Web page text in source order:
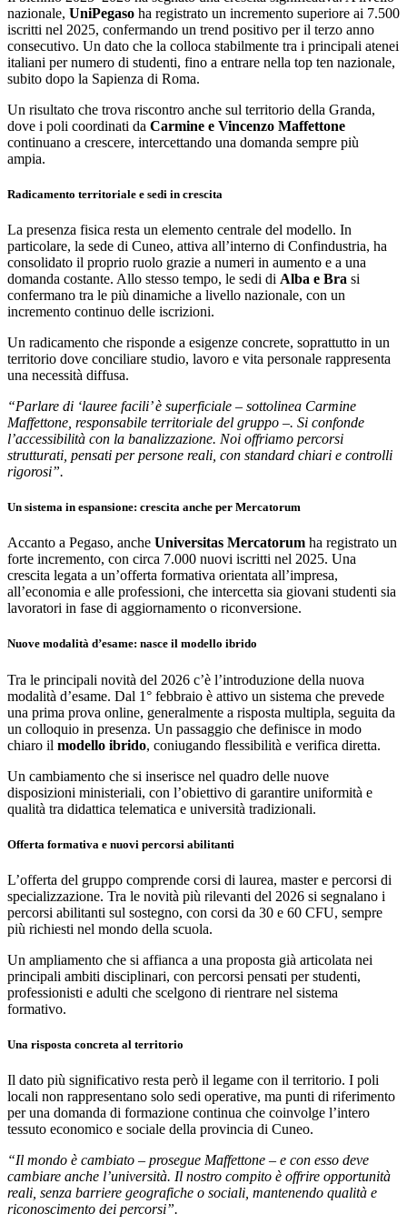
nazionale, UniPegaso ha registrato un incremento superiore ai 7.500
iscritti nel 2025, confermando un trend positivo per il terzo anno
consecutivo. Un dato che la colloca stabilmente tra i principali atenei
italiani per numero di studenti, fino a entrare nella top ten nazionale,
subito dopo la Sapienza di Roma.
Un risultato che trova riscontro anche sul territorio della Granda,
dove i poli coordinati da Carmine e Vincenzo Maffettone
continuano a crescere, intercettando una domanda sempre più
ampia.
Radicamento territoriale e sedi in crescita
La presenza fisica resta un elemento centrale del modello. In
particolare, la sede di Cuneo, attiva all’interno di Confindustria, ha
consolidato il proprio ruolo grazie a numeri in aumento e a una
domanda costante. Allo stesso tempo, le sedi di Alba e Bra si
confermano tra le più dinamiche a livello nazionale, con un
incremento continuo delle iscrizioni.
Un radicamento che risponde a esigenze concrete, soprattutto in un
territorio dove conciliare studio, lavoro e vita personale rappresenta
una necessità diffusa.
“Parlare di ‘lauree facili’ è superficiale – sottolinea Carmine
Maffettone, responsabile territoriale del gruppo –. Si confonde
l’accessibilità con la banalizzazione. Noi offriamo percorsi
strutturati, pensati per persone reali, con standard chiari e controlli
rigorosi”.
Un sistema in espansione: crescita anche per Mercatorum
Accanto a Pegaso, anche Universitas Mercatorum ha registrato un
forte incremento, con circa 7.000 nuovi iscritti nel 2025. Una
crescita legata a un’offerta formativa orientata all’impresa,
all’economia e alle professioni, che intercetta sia giovani studenti sia
lavoratori in fase di aggiornamento o riconversione.
Nuove modalità d’esame: nasce il modello ibrido
Tra le principali novità del 2026 c’è l’introduzione della nuova
modalità d’esame. Dal 1° febbraio è attivo un sistema che prevede
una prima prova online, generalmente a risposta multipla, seguita da
un colloquio in presenza. Un passaggio che definisce in modo
chiaro il modello ibrido, coniugando flessibilità e verifica diretta.
Un cambiamento che si inserisce nel quadro delle nuove
disposizioni ministeriali, con l’obiettivo di garantire uniformità e
qualità tra didattica telematica e università tradizionali.
Offerta formativa e nuovi percorsi abilitanti
L’offerta del gruppo comprende corsi di laurea, master e percorsi di
specializzazione. Tra le novità più rilevanti del 2026 si segnalano i
percorsi abilitanti sul sostegno, con corsi da 30 e 60 CFU, sempre
più richiesti nel mondo della scuola.
Un ampliamento che si affianca a una proposta già articolata nei
principali ambiti disciplinari, con percorsi pensati per studenti,
professionisti e adulti che scelgono di rientrare nel sistema
formativo.
Una risposta concreta al territorio
Il dato più significativo resta però il legame con il territorio. I poli
locali non rappresentano solo sedi operative, ma punti di riferimento
per una domanda di formazione continua che coinvolge l’intero
tessuto economico e sociale della provincia di Cuneo.
“Il mondo è cambiato – prosegue Maffettone – e con esso deve
cambiare anche l’università. Il nostro compito è offrire opportunità
reali, senza barriere geografiche o sociali, mantenendo qualità e
riconoscimento dei percorsi”.